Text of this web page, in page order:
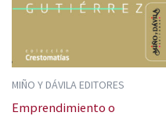
MIÑO Y DÁVILA EDITORES
Emprendimiento o